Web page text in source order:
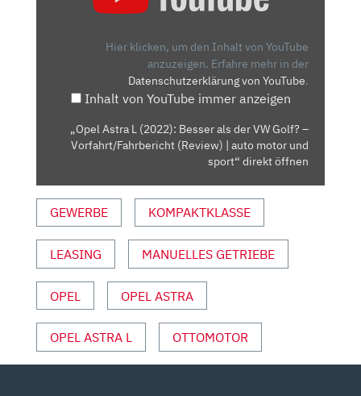
|
AUTO
MOTOR
UND
VON
YOUTUBE
ANZEIGEN
Hier klicken, um den Inhalt von YouTube
anzuzeigen. Erfahre mehr in der
Datenschutzerklärung von YouTube.
Inhalt von YouTube immer anzeigen
„Opel Astra L (2022): Besser als der VW Golf? –
Vorfahrt/Fahrbericht (Review) | auto motor und
sport“ direkt öffnen
GEWERBE KOMPAKTKLASSE
LEASING MANUELLES GETRIEBE
OPEL OPEL ASTRA
OPEL ASTRA L OTTOMOTOR